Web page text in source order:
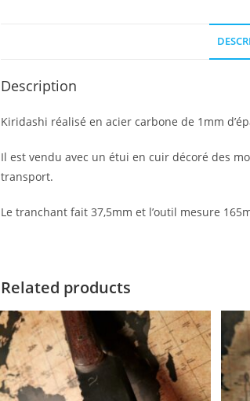
Description
Kiridashi réalisé en acier carbone de 1mm
Il est vendu avec un étui en cuir décoré des
transport.
Le tranchant fait 37,5mm et l’outil mesure
Related products